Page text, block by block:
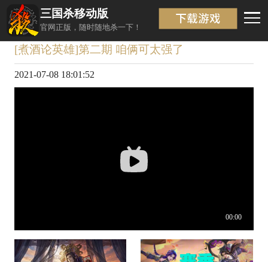
三国杀移动版
官网正版，随时随地杀一下！
返回
[煮酒论英雄]第二期 咱俩可太强了
2021-07-08 18:01:52